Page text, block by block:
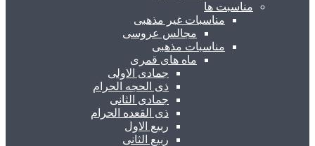
مناسبت ها
مناسبات غیر مذهبی
مجالس عروسی
مناسبات مذهبی
ماه های قمری
جمادی الاولی
ذی الحجه الحرام
جمادی الثانی
ذی القعده الحرام
ربیع الاول
ربیع الثانی